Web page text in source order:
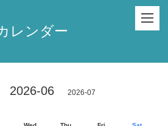
レンダー
2026-06 2026-07